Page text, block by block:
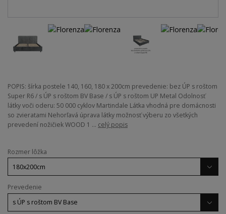
POPIS: šírka postele 140, 160, 180 x 200cm prevedenie: bez ÚP s roštom
Super R6 / s ÚP s roštom BV Base / s ÚP s roštom UP Metal Odolnosť
látky voči oderu: 50 000 cyklov Martindale Látka vhodná pre domácnosti
so zvieratami Nehorľavá úprava látky možnosť výberu zo všetkých
prevedení nožičiek WOOD 1 ... celý popis
Rozmer lôžka
Prevedenie